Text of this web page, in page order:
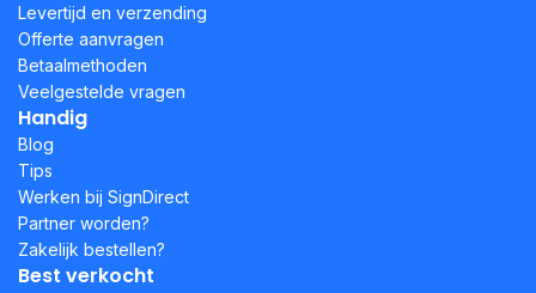
Levertijd en verzending
Offerte aanvragen
Betaalmethoden
Veelgestelde vragen
Handig
Blog
Tips
Werken bij SignDirect
Partner worden?
Zakelijk bestellen?
Best verkocht